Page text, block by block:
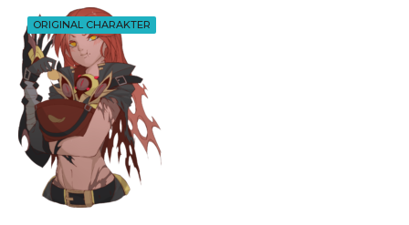
ORIGINAL CHARAKTER